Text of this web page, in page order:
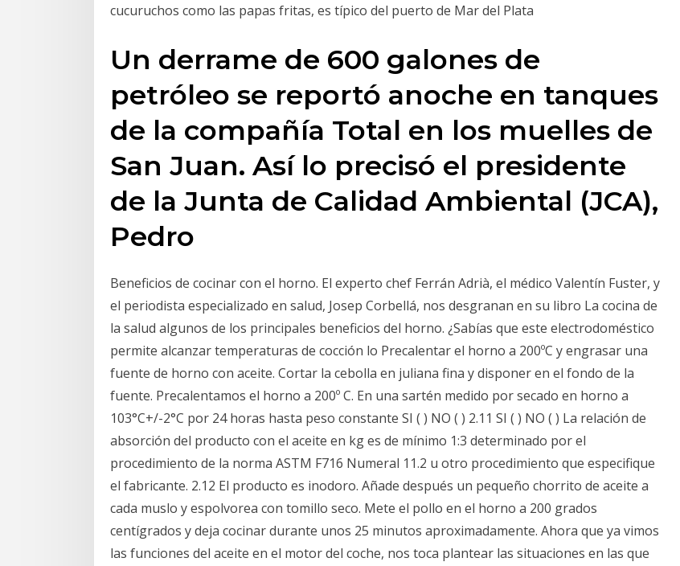
cucuruchos como las papas fritas, es típico del puerto de Mar del Plata
Un derrame de 600 galones de
petróleo se reportó anoche en tanques
de la compañía Total en los muelles de
San Juan. Así lo precisó el presidente
de la Junta de Calidad Ambiental (JCA),
Pedro
Beneficios de cocinar con el horno. El experto chef Ferrán Adrià, el médico Valentín Fuster, y
el periodista especializado en salud, Josep Corbellá, nos desgranan en su libro La cocina de
la salud algunos de los principales beneficios del horno. ¿Sabías que este electrodoméstico
permite alcanzar temperaturas de cocción lo Precalentar el horno a 200ºC y engrasar una
fuente de horno con aceite. Cortar la cebolla en juliana fina y disponer en el fondo de la
fuente. Precalentamos el horno a 200º C. En una sartén medido por secado en horno a
103°C+/-2°C por 24 horas hasta peso constante SI ( ) NO ( ) 2.11 SI ( ) NO ( ) La relación de
absorción del producto con el aceite en kg es de mínimo 1:3 determinado por el
procedimiento de la norma ASTM F716 Numeral 11.2 u otro procedimiento que especifique
el fabricante. 2.12 El producto es inodoro. Añade después un pequeño chorrito de aceite a
cada muslo y espolvorea con tomillo seco. Mete el pollo en el horno a 200 grados
centígrados y deja cocinar durante unos 25 minutos aproximadamente. Ahora que ya vimos
las funciones del aceite en el motor del coche, nos toca plantear las situaciones en las que